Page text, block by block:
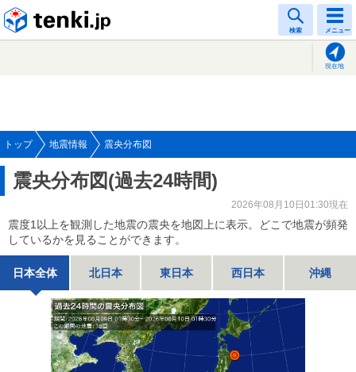
検索 メニュー
現在地
トップ 地震情報 震央分布図
震央分布図(過去24時間)
2026年08月10日01:30現在
震度1以上を観測した地震の震央を地図上に表示。どこで地震が頻発
しているかを見ることができます。
日本全体 北日本 東日本 西日本 沖縄